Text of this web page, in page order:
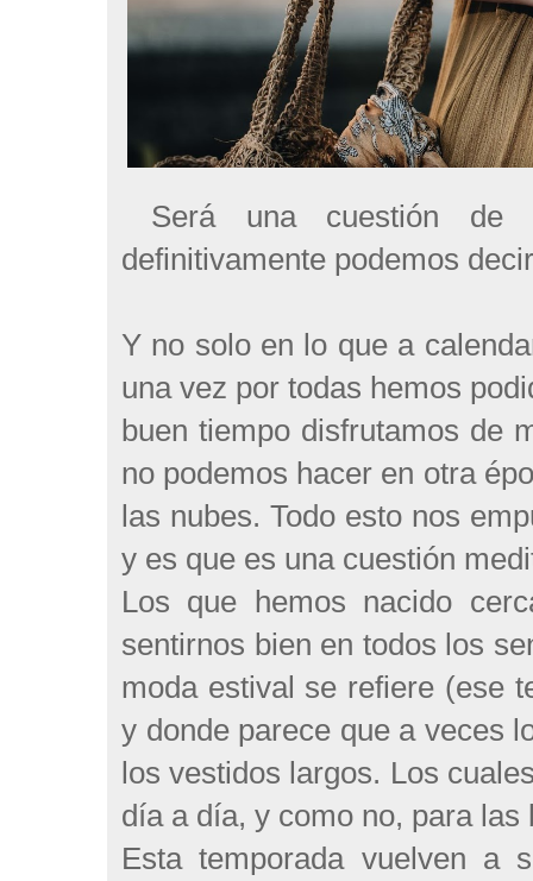
Será una cuestión de
definitivamente podemos
Y no solo en lo que a
una vez por todas hemos
buen tiempo disfrutamos de
no podemos hacer en otra
las nubes. Todo esto nos
y es que es una cuestión
Los que hemos nacido
sentirnos bien en todos los
moda estival se refiere (ese
y donde parece que a veces
los vestidos largos. Los
día a día, y como no, para
Esta temporada vuelven